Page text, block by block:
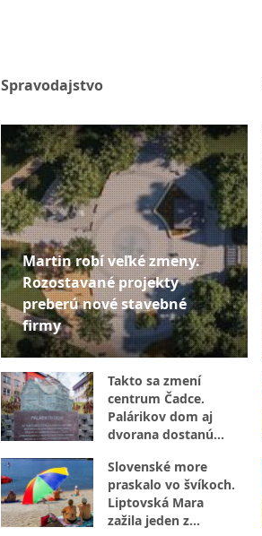
Spravodajstvo
Martin robí veľké zmeny.
Rozostavané projekty
preberú nové stavebné
firmy
Takto sa zmení
centrum Čadce.
Palárikov dom aj
dvorana dostanú
Slovenské more
praskalo vo švíkoch.
Liptovská Mara
zažila jeden z